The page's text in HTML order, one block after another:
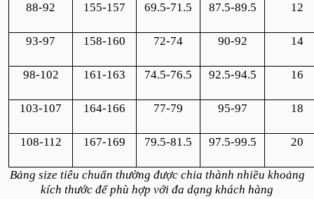
88-92 155-157 69.5-71.5 87.5-89.5 12
93-97 158-160 72-74 90-92 14
98-102 161-163 74.5-76.5 92.5-94.5 16
103-107 164-166 77-79 95-97 18
108-112 167-169 79.5-81.5 97.5-99.5 20
Bảng size tiêu chuẩn thường được chia thành nhiều khoảng
kích thước để phù hợp với đa dạng khách hàng